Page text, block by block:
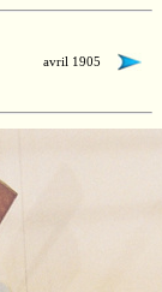
avril 1905